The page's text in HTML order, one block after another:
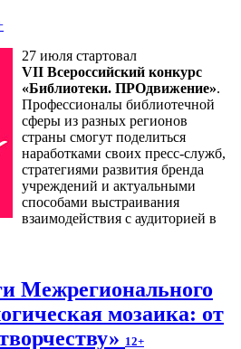
27 июля стартовал
VII Всероссийский конкурс
«Библиотеки. ПРОдвижение».
Профессионалы библиотечной
сферы из разных регионов
страны смогут поделиться
наработками своих пресс-служб,
стратегиями развития бренда
учреждений и актуальными
способами выстраивания
взаимодействия с аудиторией в
Межрегионального
мозаика: от
12+